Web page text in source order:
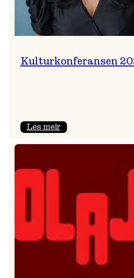
Kulturkonferansen
Les meir: